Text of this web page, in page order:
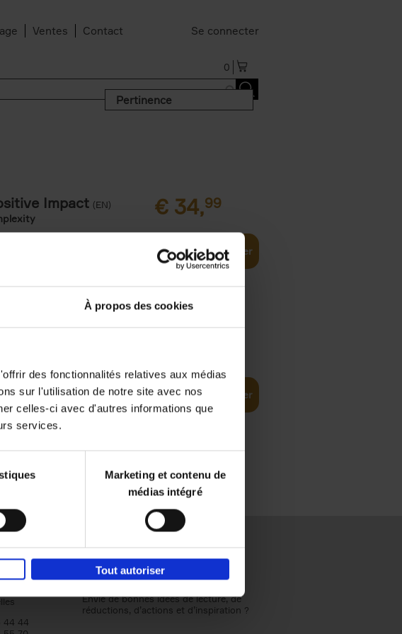
À propos des cookies
des fonctionnalités relatives aux médias
sur l'utilisation de notre site avec nos
celles-ci avec d'autres informations que
services.
Marketing et contenu de
médias intégré
Tout autoriser
Ventes Contact Se connecter
0
Pertinence
Impact (EN) € 34,99
Ajouter au panier
Ajouter au panier
86C
44 44
Envie de bonnes idées de lecture, de
réductions, d’actions et d’inspiration ?